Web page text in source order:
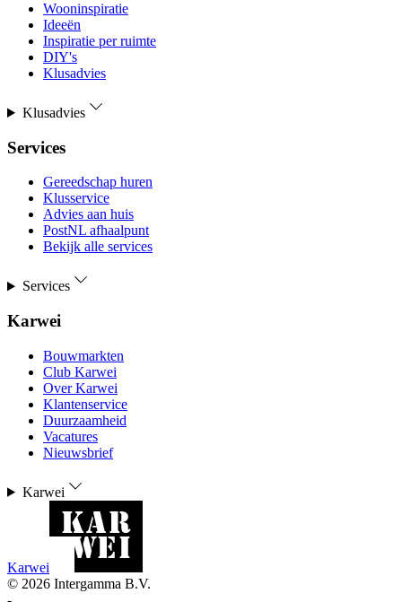
Wooninspiratie
Ideeën
Inspiratie per ruimte
DIY's
Klusadvies
Klusadvies
Services
Gereedschap huren
Klusservice
Advies aan huis
PostNL afhaalpunt
Bekijk alle services
Services
Karwei
Bouwmarkten
Club Karwei
Over Karwei
Klantenservice
Duurzaamheid
Vacatures
Nieuwsbrief
Karwei
Karwei
© 2026 Intergamma B.V.